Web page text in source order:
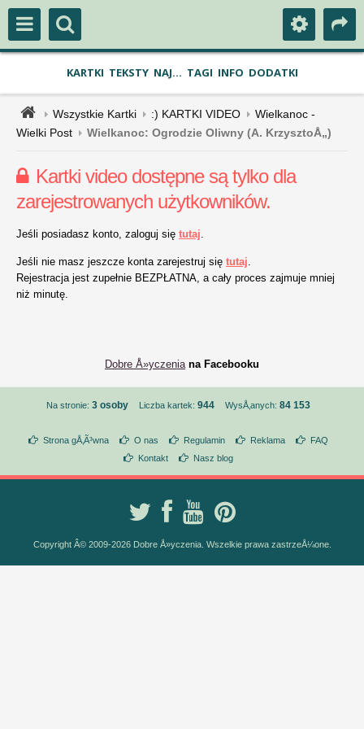
KARTKI TEKSTY NAJ... TAGI INFO DODATKI
Wszystkie Kartki :) KARTKI VIDEO
Wielkanoc -
Wielki Post
Wielkanoc: Ogrodzie Oliwny (A. KrzysztoÅ„)
Kartki video dostępne są tylko dla
zarejestrowanych użytkowników.
Jeśli posiadasz konto, zaloguj się tutaj.
Jeśli nie masz jeszcze konta zarejestruj się tutaj.
Rejestracja jest zupełnie BEZPŁATNA, a cały proces zajmuje mniej
niż minutę.
Dobre Å»yczeniana Facebooku
Na stronie: 3 osoby Liczba kartek: 944 WysÅ‚anych: 84 153
Strona gÅ‚Ã³wna O nas Regulamin Reklama
FAQ
Kontakt
Nasz blog
Copyright Â© 2009-2026 Dobre Å»yczenia. Wszelkie prawa zastrzeÅ¼one.